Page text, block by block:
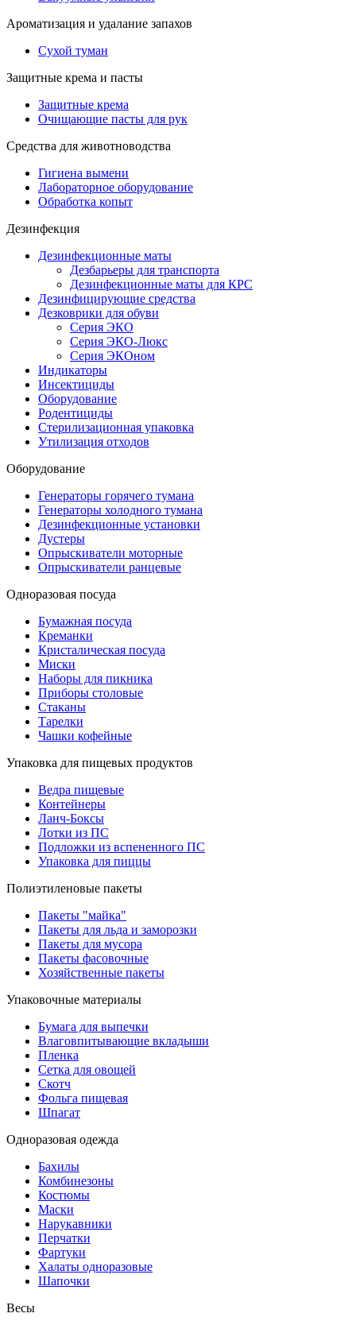
Ароматизация и удалание запахов
Сухой туман
Защитные крема и пасты
Защитные крема
Очищающие пасты для рук
Средства для животноводства
Гигиена вымени
Лабораторное оборудование
Обработка копыт
Дезинфекция
Дезинфекционные маты
Дезбарьеры для транспорта
Дезинфекционные маты для КРС
Дезинфицирующие средства
Дезковрики для обуви
Серия ЭКО
Серия ЭКО-Люкс
Серия ЭКОном
Индикаторы
Инсектициды
Оборудование
Родентициды
Стерилизационная упаковка
Утилизация отходов
Оборудование
Генераторы горячего тумана
Генераторы холодного тумана
Дезинфекционные установки
Дустеры
Опрыскиватели моторные
Опрыскиватели ранцевые
Одноразовая посуда
Бумажная посуда
Креманки
Кристалическая посуда
Миски
Наборы для пикника
Приборы столовые
Стаканы
Тарелки
Чашки кофейные
Упаковка для пищевых продуктов
Ведра пищевые
Контейнеры
Ланч-Боксы
Лотки из ПС
Подложки из вспененного ПС
Упаковка для пиццы
Полиэтиленовые пакеты
Пакеты "майка"
Пакеты для льда и заморозки
Пакеты для мусора
Пакеты фасовочные
Хозяйственные пакеты
Упаковочные материалы
Бумага для выпечки
Влаговпитывающие вкладыши
Пленка
Сетка для овощей
Скотч
Фольга пищевая
Шпагат
Одноразовая одежда
Бахилы
Комбинезоны
Костюмы
Маски
Нарукавники
Перчатки
Фартуки
Халаты одноразовые
Шапочки
Весы